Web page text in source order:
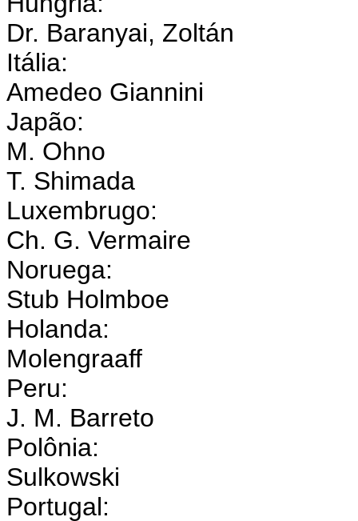
Dr. Baranyai, Zoltán
Itália:
Amedeo Giannini
Japão:
M. Ohno
T. Shimada
Luxembrugo:
Ch. G. Vermaire
Noruega:
Stub Holmboe
Holanda:
Molengraaff
Peru:
J. M. Barreto
Polônia:
Sulkowski
Portugal: